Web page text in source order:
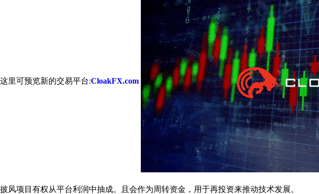
这里可预览新的交易平台:CloakFX.com
披风项目有权从平台利润中抽成。且会作为周转资金，用于再投资来推动技术发展。